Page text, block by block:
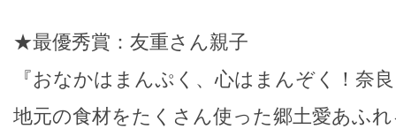
★最優秀賞：友重さん親子
『おなかはまんぷく、心はまんぞく！奈
地元の食材をたくさん使った郷土愛あふ